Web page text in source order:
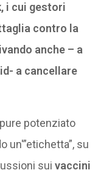
i cui gestori
contro la
anche – a
a cancellare
potenziato
un'”etichetta”, su
sui vaccini